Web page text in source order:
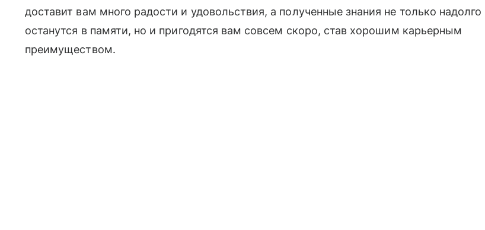
доставит вам много радости и удовольствия, а полученные знания не только надолго
останутся в памяти, но и пригодятся вам совсем скоро, став хорошим карьерным
преимуществом.